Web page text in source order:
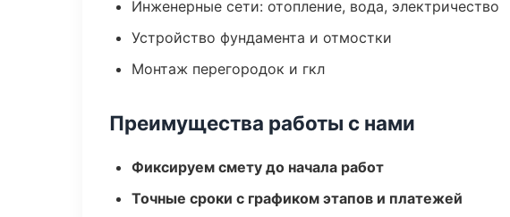
Инженерные сети: отопление, вода, электричество
Устройство фундамента и отмостки
Монтаж перегородок и гкл
Преимущества работы с нами
Фиксируем смету до начала работ
Точные сроки с графиком этапов и платежей